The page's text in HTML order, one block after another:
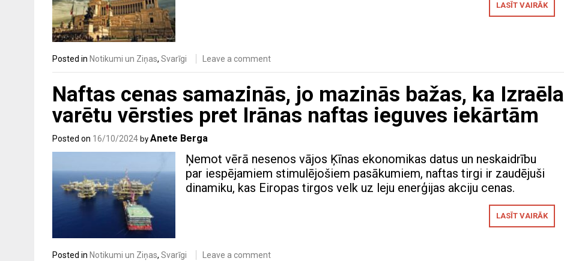
LASĪT VAIRĀK
Posted in Notikumi un Ziņas, Svarīgi Leave a comment
Naftas cenas samazinās, jo mazinās bažas, ka Izraēla
varētu vērsties pret Irānas naftas ieguves iekārtām
Posted on 16/10/2024 by Anete Berga
Ņemot vērā nesenos vājos Ķīnas ekonomikas datus un neskaidrību
par iespējamiem stimulējošiem pasākumiem, naftas tirgi ir zaudējuši
dinamiku, kas Eiropas tirgos velk uz leju enerģijas akciju cenas.
LASĪT VAIRĀK
Posted in Notikumi un Ziņas, Svarīgi Leave a comment